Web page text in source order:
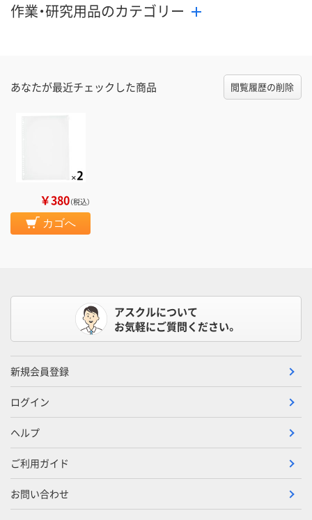
作業・研究用品のカテゴリー
あなたが最近チェックした商品 閲覧履歴の削除
￥380（税込）
カゴへ
アスクルについて
お気軽にご質問ください。
新規会員登録
ログイン
ヘルプ
ご利用ガイド
お問い合わせ